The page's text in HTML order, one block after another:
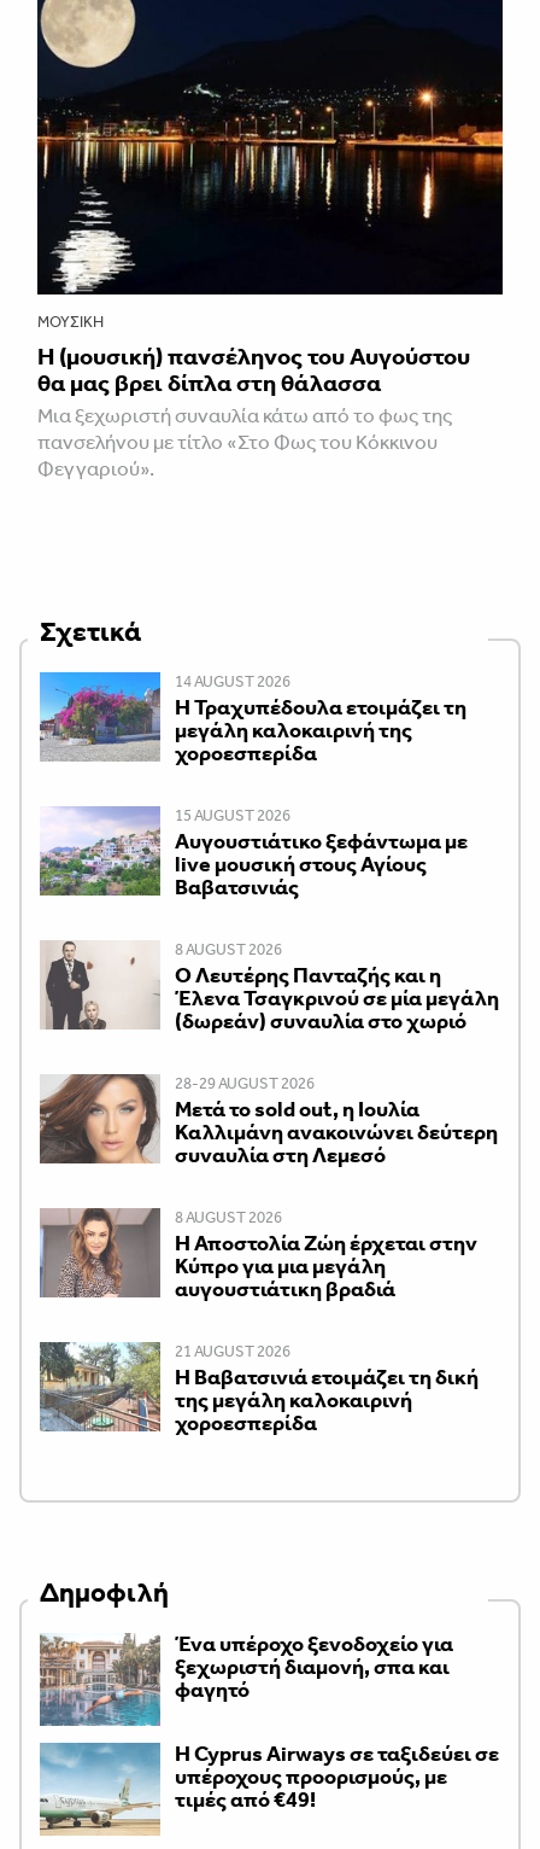
ΜΟΥΣΙΚΉ
Η (μουσική) πανσέληνος του Αυγούστου
θα μας βρει δίπλα στη θάλασσα
Mια ξεχωριστή συναυλία κάτω από το φως της
πανσελήνου με τίτλο «Στο Φως του Κόκκινου
Φεγγαριού».
Σχετικά
14 AUGUST 2026
Η Τραχυπέδουλα ετοιμάζει τη
μεγάλη καλοκαιρινή της
χοροεσπερίδα
15 AUGUST 2026
Αυγουστιάτικο ξεφάντωμα με
live μουσική στους Αγίους
Βαβατσινιάς
8 AUGUST 2026
Ο Λευτέρης Πανταζής και η
Έλενα Τσαγκρινού σε μία μεγάλη
(δωρεάν) συναυλία στο χωριό
28-29 AUGUST 2026
Μετά το sold out, η Ιουλία
Καλλιμάνη ανακοινώνει δεύτερη
συναυλία στη Λεμεσό
8 AUGUST 2026
Η Αποστολία Ζώη έρχεται στην
Κύπρο για μια μεγάλη
αυγουστιάτικη βραδιά
21 AUGUST 2026
Η Βαβατσινιά ετοιμάζει τη δική
της μεγάλη καλοκαιρινή
χοροεσπερίδα
Δημοφιλή
Ένα υπέροχο ξενοδοχείο για
ξεχωριστή διαμονή, σπα και
φαγητό
H Cyprus Airways σε ταξιδεύει σε
υπέροχους προορισμούς, με
τιμές από €49!